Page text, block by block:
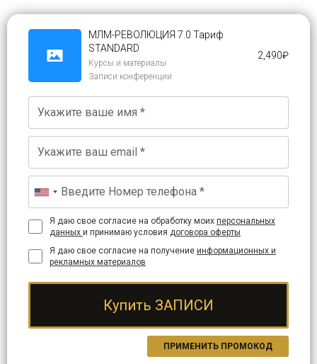
МЛМ-РЕВОЛЮЦИЯ 7.0 Тариф
STANDARD
Курсы и материалы
Записи конференции
2,490₽
Я даю свое согласие на обработку моих персональных
данных и принимаю условия договора оферты
Я даю свое согласие на получение информационных и
рекламных материалов
Купить ЗАПИСИ
ПРИМЕНИТЬ ПРОМОКОД